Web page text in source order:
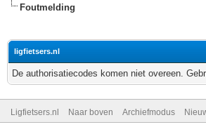
Foutmelding
ligfietsers.nl
De authorisatiecodes komen niet overeen.
Ligfietsers.nl Naar boven Archiefmodus